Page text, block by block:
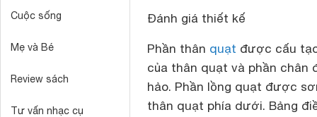
Cuộc sống
Mẹ và Bé
Review sách
Tư vấn nhạc cụ
Đánh giá thiết kế
Phần thân quạt được cấu
của thân quạt và phần chân
hảo. Phần lồng quạt được
thân quạt phía dưới. Bảng